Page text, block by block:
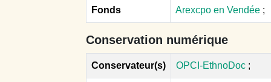
Fonds Arexcpo en Vendée ;
Conservation numérique
Conservateur(s) OPCI-EthnoDoc ;